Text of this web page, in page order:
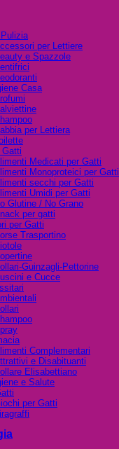
Pulizia
per Lettiere
e Spazzole
Casa
per Lettiera
Gatti
Medicati per Gatti
Monoproteici per Gatti
secchi per Gatti
Umidi per Gatti
Glutine / No Grano
per gatti
per Gatti
Trasportino
Guinzagli-Pettorine
e Cucce
Complementari
e Disabituanti
Elisabettiano
e Salute
per Gatti